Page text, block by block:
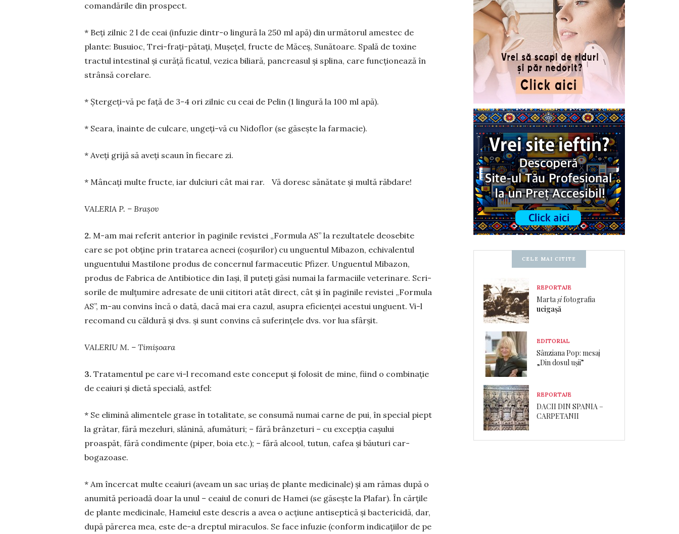
co­man­dările din prospect.
* Beți zilnic 2 l de ceai (infuzie dintr-o lingură la 250 ml apă) din următorul amestec de
plante: Bu­suioc, Trei-frați-pătați, Mușețel, fructe de Măceș, Su­nă­toare. Spală de toxine
tractul intestinal și curăță ficatul, vezica biliară, pancreasul și splina, care funcționează în
strânsă corelare.
* Ștergeți-vă pe față de 3-4 ori zilnic cu ceai de Pelin (1 lingură la 100 ml apă).
* Seara, înainte de cul­care, ungeți-vă cu Nidoflor (se găsește la far­ma­cie).
* Aveți grijă să aveți scaun în fiecare zi.
* Mâncați multe fruc­te, iar dulciuri cât mai rar. Vă doresc să­nă­tate și mul­tă răbdare!
VALERIA P. – Brașov
2. M-am mai referit anterior în paginile revistei „For­mula AS” la rezultatele deosebite
care se pot ob­ți­ne prin tratarea acneei (coșurilor) cu unguentul Mi­bazon, echivalentul
unguentului Mastilone pro­dus de concernul farmaceutic Pfizer. Unguentul Mi­bazon,
produs de Fabrica de Antibiotice din Iași, îl puteți gă­si numai la farmaciile veterinare. Scri­
sorile de mul­țu­mi­re adresate de unii cititori atât direct, cât și în pa­gi­­nile revistei „Formula
AS”, m-au convins încă o da­tă, dacă mai era cazul, asupra eficienței acestui un­guent. Vi-l
recomand cu căldu­ră și dvs. și sunt con­vins că su­ferințele dvs. vor lua sfârșit.
VALERIU M. – Timișoara
3. Tratamentul pe care vi-l recomand este con­ce­put și folosit de mine, fiind o combinație
de ceaiuri și die­tă specială, astfel:
* Se elimină alimentele grase în to­­ta­li­tate, se consumă numai car­ne de pui, în special piept
la grătar, fără mezeluri, slănină, afu­mături; – fără brân­zeturi – cu ex­cepția cașului
proaspăt, fără con­di­men­te (piper, boia etc.); – fără alcool, tutun, cafea și băuturi car­
bogazoase.
* Am încercat multe ceaiuri (aveam un sac uriaș de plante me­dicinale) și am rămas după o
anu­mită perioadă doar la unul – ceaiul de conuri de Hamei (se găsește la Pla­far). În cărțile
de plante medi­cinale, Ha­meiul este descris a avea o acțiune antiseptică și bac­tericidă, dar,
după pă­re­rea mea, este de-a dreptul mi­ra­culos. Se face infuzie (con­form indicațiilor de pe
CELE MAI CITITE
REPORTAJE
Martașifotografia
ucigașă
EDITORIAL
Sânziana Pop: mesaj
„Din dosul ușii”
REPORTAJE
DACII DIN SPANIA –
CARPETANII